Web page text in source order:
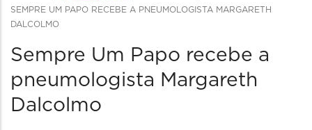
SEMPRE UM PAPO RECEBE A PNEUMOLOGISTA MARGARETH
DALCOLMO
Sempre Um Papo recebe a
pneumologista Margareth
Dalcolmo